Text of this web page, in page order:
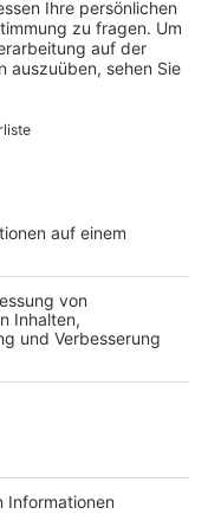
in ihre
sagen.
jetzt weiter
15.15 Uhr startet
Abgeordneten
Er braucht
316 Stimmen. Im
erhalten.
nach Angaben der